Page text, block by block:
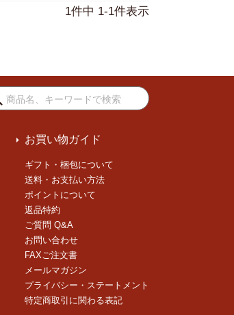
1件中 1-1件表示
お買い物ガイド
ギフト・梱包について
送料・お支払い方法
ポイントについて
返品特約
ご質問 Q&A
お問い合わせ
FAXご注文書
メールマガジン
プライバシー・ステートメント
特定商取引に関わる表記